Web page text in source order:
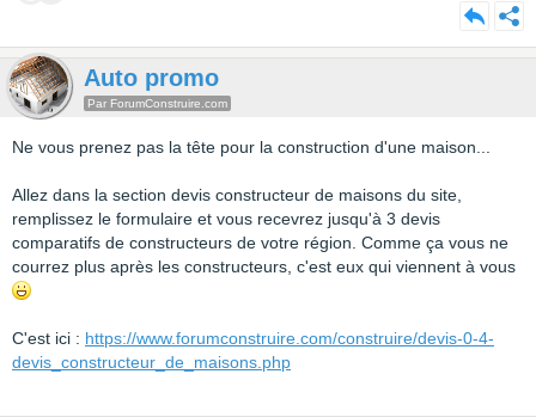
Auto promo
Par ForumConstruire.com
Ne vous prenez pas la tête pour la construction d'une maison...
Allez dans la section devis constructeur de maisons du site,
remplissez le formulaire et vous recevrez jusqu'à 3 devis
comparatifs de constructeurs de votre région. Comme ça vous ne
courrez plus après les constructeurs, c'est eux qui viennent à vous
C'est ici : https://www.forumconstruire.com/construire/devis-0-4-
devis_constructeur_de_maisons.php